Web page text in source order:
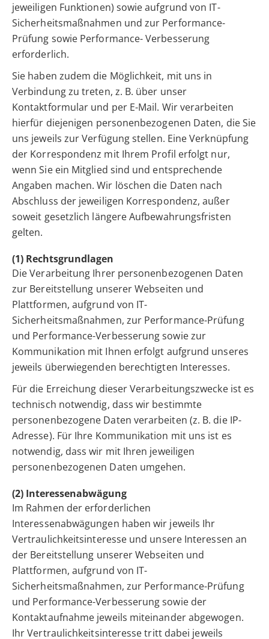
jeweiligen Funktionen) sowie aufgrund von IT-
Sicherheitsmaßnahmen und zur Performance-
Prüfung sowie Performance- Verbesserung
erforderlich.
Sie haben zudem die Möglichkeit, mit uns in
Verbindung zu treten, z. B. über unser
Kontaktformular und per E-Mail. Wir verarbeiten
hierfür diejenigen personenbezogenen Daten, die Sie
uns jeweils zur Verfügung stellen. Eine Verknüpfung
der Korrespondenz mit Ihrem Profil erfolgt nur,
wenn Sie ein Mitglied sind und entsprechende
Angaben machen. Wir löschen die Daten nach
Abschluss der jeweiligen Korrespondenz, außer
soweit gesetzlich längere Aufbewahrungsfristen
gelten.
(1) Rechtsgrundlagen
Die Verarbeitung Ihrer personenbezogenen Daten
zur Bereitstellung unserer Webseiten und
Plattformen, aufgrund von IT-
Sicherheitsmaßnahmen, zur Performance-Prüfung
und Performance-Verbesserung sowie zur
Kommunikation mit Ihnen erfolgt aufgrund unseres
jeweils überwiegenden berechtigten Interesses.
Für die Erreichung dieser Verarbeitungszwecke ist es
technisch notwendig, dass wir bestimmte
personenbezogene Daten verarbeiten (z. B. die IP-
Adresse). Für Ihre Kommunikation mit uns ist es
notwendig, dass wir mit Ihren jeweiligen
personenbezogenen Daten umgehen.
(2) Interessenabwägung
Im Rahmen der erforderlichen
Interessenabwägungen haben wir jeweils Ihr
Vertraulichkeitsinteresse und unsere Interessen an
der Bereitstellung unserer Webseiten und
Plattformen, aufgrund von IT-
Sicherheitsmaßnahmen, zur Performance-Prüfung
und Performance-Verbesserung sowie der
Kontaktaufnahme jeweils miteinander abgewogen.
Ihr Vertraulichkeitsinteresse tritt dabei jeweils